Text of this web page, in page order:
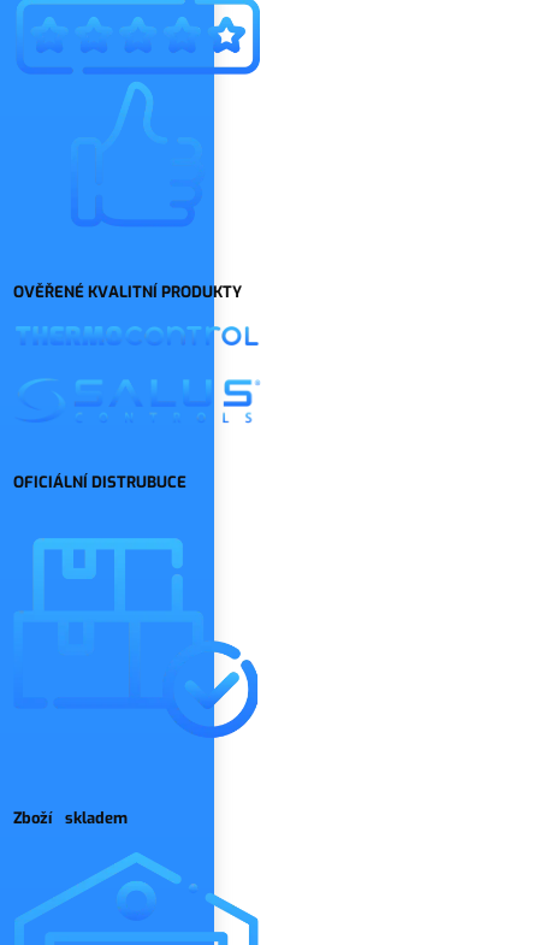
OVĚŘENÉ KVALITNÍ PRODUKTY
OFICIÁLNÍ DISTRUBUCE
Zboží skladem